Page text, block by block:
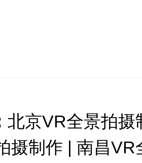
北京VR全景拍摄
摄制作 | 南昌VR